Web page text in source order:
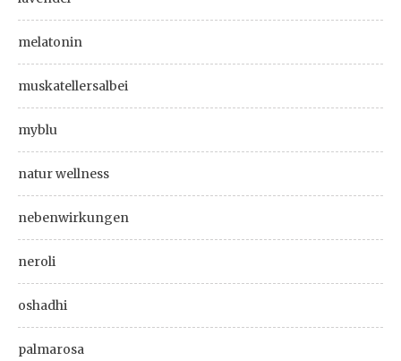
melatonin
muskatellersalbei
myblu
natur wellness
nebenwirkungen
neroli
oshadhi
palmarosa